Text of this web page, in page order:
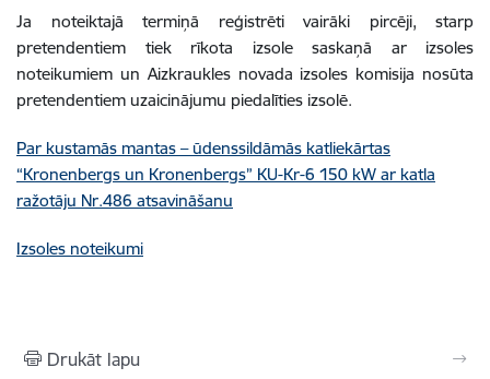
Ja noteiktajā termiņā reģistrēti vairāki pircēji, starp
pretendentiem tiek rīkota izsole saskaņā ar izsoles
noteikumiem un Aizkraukles novada izsoles komisija nosūta
pretendentiem uzaicinājumu piedalīties izsolē.
Par kustamās mantas – ūdenssildāmās katliekārtas
“Kronenbergs un Kronenbergs” KU-Kr-6 150 kW ar katla
ražotāju Nr.486 atsavināšanu
Izsoles noteikumi
Drukāt lapu